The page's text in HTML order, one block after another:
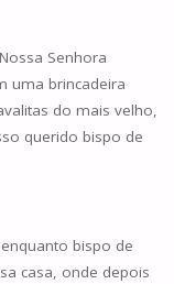
Senhora
uma brincadeira
do mais velho,
querido bispo de
bispo de
casa, onde depois